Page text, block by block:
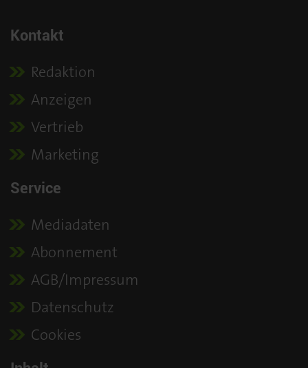
Kontakt
Redaktion
Anzeigen
Vertrieb
Marketing
Service
Mediadaten
Abonnement
AGB/Impressum
Datenschutz
Cookies